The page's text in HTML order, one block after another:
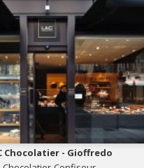
Chocolatier - Gioffredo